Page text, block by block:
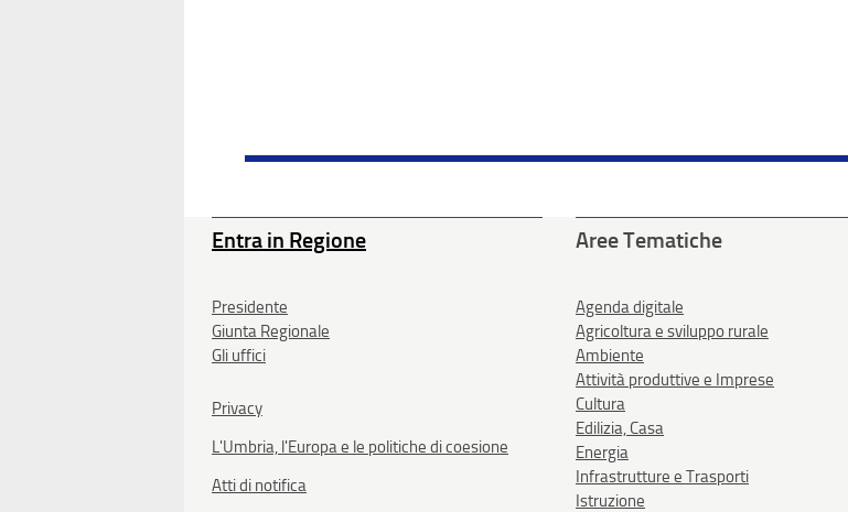
Entra in Regione
Presidente
Giunta Regionale
Gli uffici
Privacy
L'Umbria, l'Europa e le politiche di coesione
Atti di notifica
Aree Tematiche
Agenda digitale
Agricoltura e sviluppo rurale
Ambiente
Attività produttive e Imprese
Cultura
Edilizia, Casa
Energia
Infrastrutture e Trasporti
Istruzione